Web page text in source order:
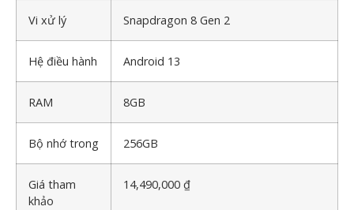
Vi xử lý Snapdragon 8 Gen 2
Hệ điều hành Android 13
RAM 8GB
Bộ nhớ trong 256GB
Giá tham
khảo
14,490,000 ₫